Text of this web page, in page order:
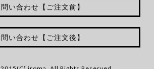
い合わせ【ご注文前】
い合わせ【ご注文後】